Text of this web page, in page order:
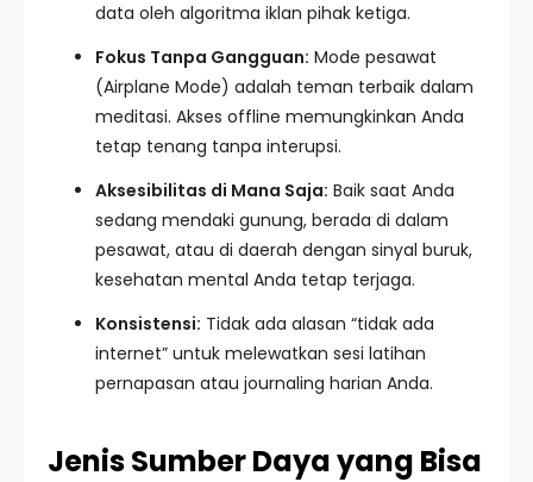
data oleh algoritma iklan pihak ketiga.
Fokus Tanpa Gangguan: Mode pesawat
(Airplane Mode) adalah teman terbaik dalam
meditasi. Akses offline memungkinkan Anda
tetap tenang tanpa interupsi.
Aksesibilitas di Mana Saja: Baik saat Anda
sedang mendaki gunung, berada di dalam
pesawat, atau di daerah dengan sinyal buruk,
kesehatan mental Anda tetap terjaga.
Konsistensi: Tidak ada alasan “tidak ada
internet” untuk melewatkan sesi latihan
pernapasan atau journaling harian Anda.
Jenis Sumber Daya yang Bisa